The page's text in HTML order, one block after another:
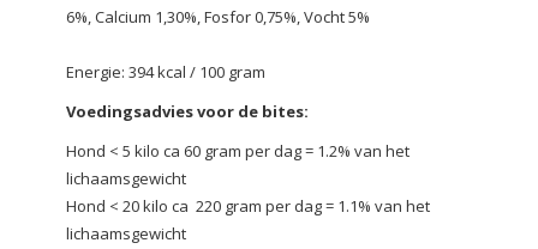
6%, Calcium 1,30%, Fosfor 0,75%, Vocht 5%
Energie: 394 kcal / 100 gram
Voedingsadvies voor de bites:
Hond < 5 kilo ca 60 gram per dag = 1.2% van het
lichaamsgewicht
Hond < 20 kilo ca 220 gram per dag = 1.1% van het
lichaamsgewicht